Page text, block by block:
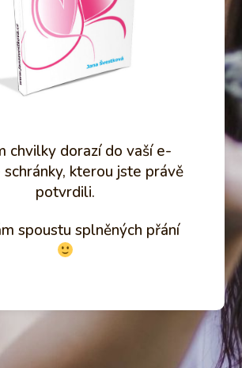
chvilky dorazí do vaší e-
kterou jste právě
potvrdili.
spoustu splněných přání